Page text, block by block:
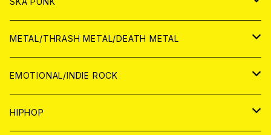
ANALOG
CD
ANALOG
CD
ANALOG
WORLD
CD
ANALOG
JAPAN
CD
ANALOG
WORLD
CD
METAL/THRASH METAL/DEATH METAL
JAPAN
CD
WORLD
EMOTIONAL/INDIE ROCK
JAPAN
HIPHOP